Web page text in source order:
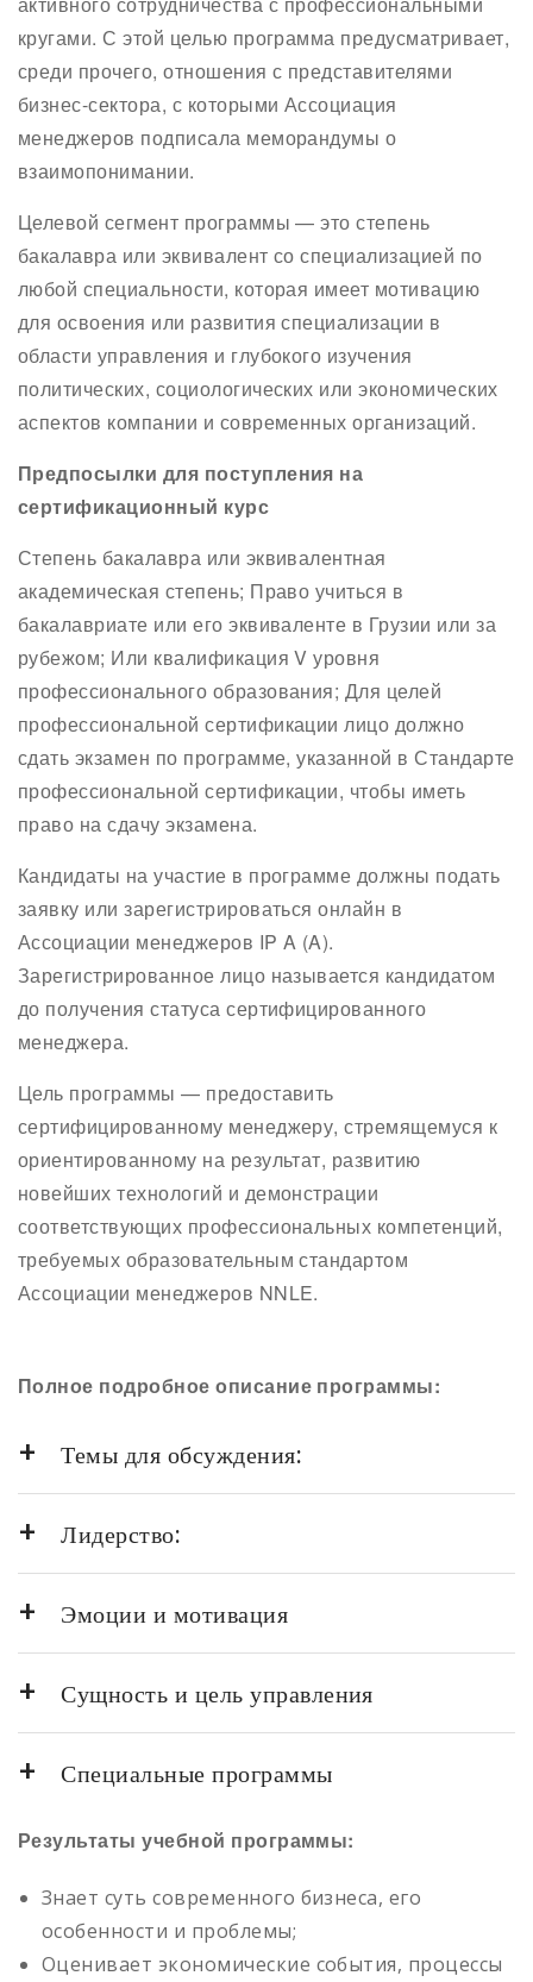
кругами. С этой целью программа предусматривает,
среди прочего, отношения с представителями
бизнес-сектора, с которыми Ассоциация
менеджеров подписала меморандумы о
взаимопонимании.
Целевой сегмент программы — это степень
бакалавра или эквивалент со специализацией по
любой специальности, которая имеет мотивацию
для освоения или развития специализации в
области управления и глубокого изучения
политических, социологических или экономических
аспектов компании и современных организаций.
Предпосылки для поступления на
сертификационный курс
Степень бакалавра или эквивалентная
академическая степень; Право учиться в
бакалавриате или его эквиваленте в Грузии или за
рубежом; Или квалификация V уровня
профессионального образования; Для целей
профессиональной сертификации лицо должно
сдать экзамен по программе, указанной в Стандарте
профессиональной сертификации, чтобы иметь
право на сдачу экзамена.
Кандидаты на участие в программе должны подать
заявку или зарегистрироваться онлайн в
Ассоциации менеджеров IP A (A).
Зарегистрированное лицо называется кандидатом
до получения статуса сертифицированного
менеджера.
Цель программы — предоставить
сертифицированному менеджеру, стремящемуся к
ориентированному на результат, развитию
новейших технологий и демонстрации
соответствующих профессиональных компетенций,
требуемых образовательным стандартом
Ассоциации менеджеров NNLE.
Полное подробное описание программы:
Темы для обсуждения:
Лидерство:
Эмоции и мотивация
Сущность и цель управления
Специальные программы
Результаты учебной программы:
Знает суть современного бизнеса, его
особенности и проблемы;
Оценивает экономические события, процессы